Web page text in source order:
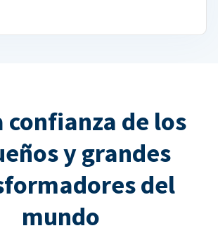
confianza de los
y grandes
del
mundo